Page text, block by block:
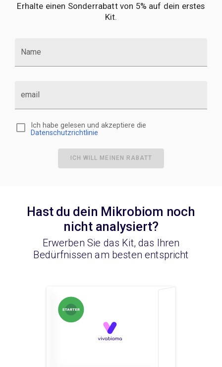
Erhalte einen Sonderrabatt von 5% auf dein erstes
Kit.
Name
email
Ich habe gelesen und akzeptiere die
Datenschutzrichtlinie
ICH WILL MEINEN RABATT
Hast du dein Mikrobiom noch
nicht analysiert?
Erwerben Sie das Kit, das Ihren
Bedürfnissen am besten entspricht